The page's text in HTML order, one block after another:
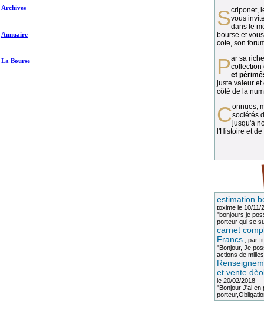
Archives
Annuaire
La Bourse
vous
dans le
bourse et
cote, son
Par sa richesse et sa diversité, lacollection
et
juste valeur et
côté de la
Connues, méconnues, ou inconnues, lessociétés
jusqu'à
l'Histoire et
estimation
toximele 10/11/
"bonjours je
porteur qui se
carnet
Francs, par
"Bonjour, Je
actions de
et vente
le 20/02/2018
"Bonjour J'ai en